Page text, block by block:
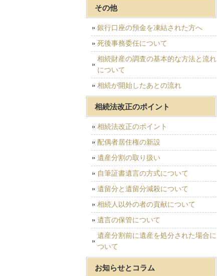
その他
銀行口座の預金を凍結された方へ
死後事務委任について
相続財産の調査の基本的な方法と流れ
について
相続が開始したあとの流れ
相続法改正のポイント
相続法改正のポイント
配偶者居住権の新設
遺産分割の取り扱い
自筆証書遺言の方式について
遺留分と遺留分減殺について
相続人以外の者の貢献について
遺言の保管について
遺産分割前に遺産を処分された場合に
ついて
お知らせとコラム